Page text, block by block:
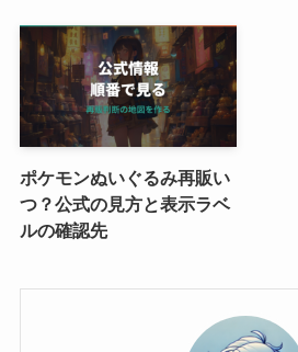
ポケモンぬいぐるみ再販い
つ？公式の見方と表示ラベ
ルの確認先